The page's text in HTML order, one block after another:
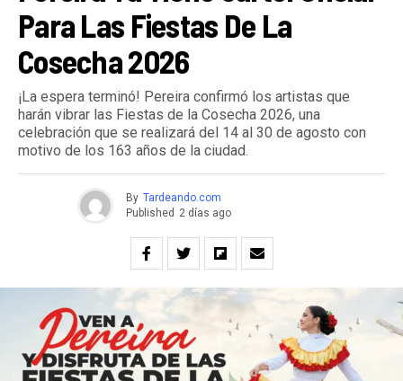
Para Las Fiestas De La
Cosecha 2026
¡La espera terminó! Pereira confirmó los artistas que
harán vibrar las Fiestas de la Cosecha 2026, una
celebración que se realizará del 14 al 30 de agosto con
motivo de los 163 años de la ciudad.
By Tardeando.com
Published 2 días ago